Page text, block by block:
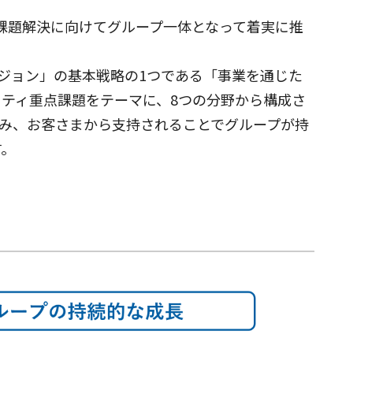
解決に向けてグループ一体となって着実に推
ョン」の基本戦略の1つである「事業を通じた
ィ重点課題をテーマに、8つの分野から構成さ
、お客さまから支持されることでグループが持